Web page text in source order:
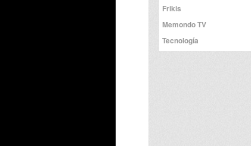
Frikis
Memondo TV
Tecnología